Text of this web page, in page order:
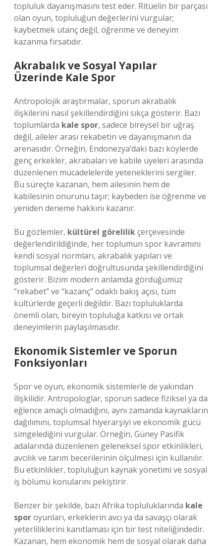
topluluk dayanışmasını test eder. Ritüelin bir parçası
olan oyun, topluluğun değerlerini vurgular;
kaybetmek utanç değil, öğrenme ve deneyim
kazanma fırsatıdır.
Akrabalık ve Sosyal Yapılar
Üzerinde Kale Spor
Antropolojik araştırmalar, sporun akrabalık
ilişkilerini nasıl şekillendirdiğini sıkça gösterir. Bazı
toplumlarda kale spor, sadece bireysel bir uğraş
değil, aileler arası rekabetin ve dayanışmanın da
arenasıdır. Örneğin, Endonezya’daki bazı köylerde
genç erkekler, akrabaları ve kabile üyeleri arasında
düzenlenen mücadelelerde yeteneklerini sergiler.
Bu süreçte kazanan, hem ailesinin hem de
kabilesinin onurunu taşır; kaybeden ise öğrenme ve
yeniden deneme hakkını kazanır.
Bu gözlemler, kültürel görelilikçerçevesinde
değerlendirildiğinde, her toplumun spor kavramını
kendi sosyal normları, akrabalık yapıları ve
toplumsal değerleri doğrultusunda şekillendirdiğini
gösterir. Bizim modern anlamda gördüğümüz
“rekabet” ve “kazanç” odaklı bakış açısı, tüm
kültürlerde geçerli değildir. Bazı topluluklarda
önemli olan, bireyin topluluğa katkısı ve ortak
deneyimlerin paylaşılmasıdır.
Ekonomik Sistemler ve Sporun
Fonksiyonları
Spor ve oyun, ekonomik sistemlerle de yakından
ilişkilidir. Antropologlar, sporun sadece fiziksel ya da
eğlence amaçlı olmadığını, aynı zamanda kaynakların
dağılımını, toplumsal hiyerarşiyi ve ekonomik gücü
simgelediğini vurgular. Örneğin, Güney Pasifik
adalarında düzenlenen geleneksel spor etkinlikleri,
avcılık ve tarım becerilerinin ölçülmesi için kullanılır.
Bu etkinlikler, topluluğun kaynak yönetimi ve sosyal
iş bölümü konularını pekiştirir.
Benzer bir şekilde, bazı Afrika topluluklarında kale
sporoyunları, erkeklerin avcı ya da savaşçı olarak
yeterliliklerini kanıtlaması için bir test niteliğindedir.
Kazanan, hem ekonomik hem de sosyal olarak daha